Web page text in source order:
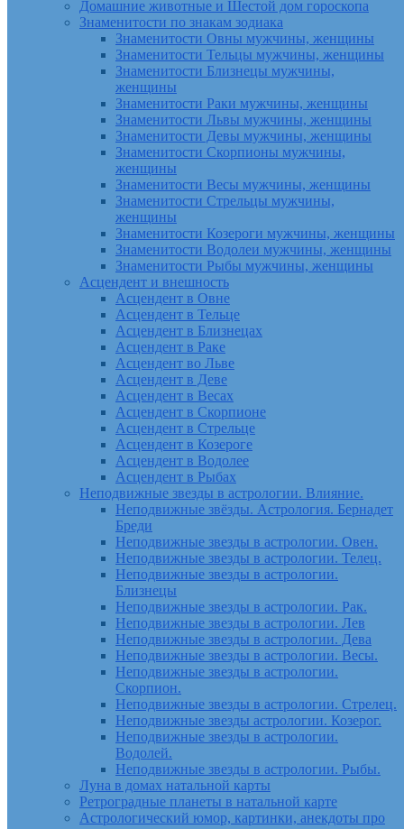
Домашние животные и Шестой дом гороскопа
Знаменитости по знакам зодиака
Знаменитости Овны мужчины, женщины
Знаменитости Тельцы мужчины, женщины
Знаменитости Близнецы мужчины,
женщины
Знаменитости Раки мужчины, женщины
Знаменитости Львы мужчины, женщины
Знаменитости Девы мужчины, женщины
Знаменитости Скорпионы мужчины,
женщины
Знаменитости Весы мужчины, женщины
Знаменитости Стрельцы мужчины,
женщины
Знаменитости Козероги мужчины, женщины
Знаменитости Водолеи мужчины, женщины
Знаменитости Рыбы мужчины, женщины
Асцендент и внешность
Асцендент в Овне
Асцендент в Тельце
Асцендент в Близнецах
Асцендент в Раке
Асцендент во Льве
Асцендент в Деве
Асцендент в Весах
Асцендент в Скорпионе
Асцендент в Стрельце
Асцендент в Козероге
Асцендент в Водолее
Асцендент в Рыбах
Неподвижные звезды в астрологии. Влияние.
Неподвижные звёзды. Астрология. Бернадет
Бреди
Неподвижные звезды в астрологии. Овен.
Неподвижные звезды в астрологии. Телец.
Неподвижные звезды в астрологии.
Близнецы
Неподвижные звезды в астрологии. Рак.
Неподвижные звезды в астрологии. Лев
Неподвижные звезды в астрологии. Дева
Неподвижные звезды в астрологии. Весы.
Неподвижные звезды в астрологии.
Скорпион.
Неподвижные звезды в астрологии. Стрелец.
Неподвижные звезды астрологии. Козерог.
Неподвижные звезды в астрологии.
Водолей.
Неподвижные звезды в астрологии. Рыбы.
Луна в домах натальной карты
Ретроградные планеты в натальной карте
Астрологический юмор, картинки, анекдоты про